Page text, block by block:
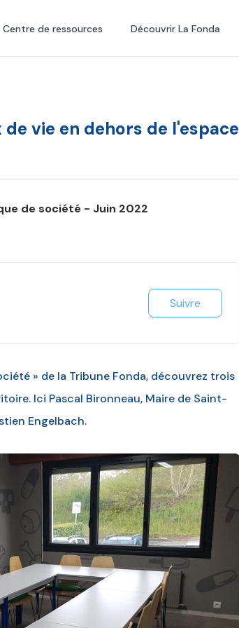
Centre de ressources Découvrir La Fonda
vie en dehors de l'espace
de société - Juin 2022
Suivre
» de la Tribune Fonda, découvrez trois
Ici Pascal Bironneau, Maire de Saint-
Engelbach.